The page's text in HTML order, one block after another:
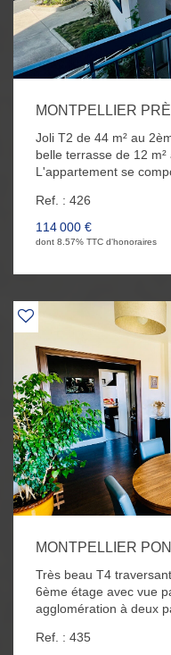
MONTPELLIER
Joli T2 de 44 m² au
belle terrasse de 12
L'appartement se
d'une salle d'eau et d'un WC . Vous
également d'un
sous-sol.
Ref. : 426
114 000 €
dont 8.57% TTC d'honoraires
MONTPELLIER
Très beau T4
6ème étage avec vue
agglomération à deux
climatisé avec sa
Ref. : 435